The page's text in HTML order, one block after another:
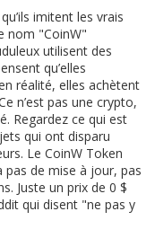
imitent les vrais
nom "CoinW"
utilisent des
qu’elles
réalité, elles achètent
n’est pas une crypto,
Regardez ce qui est
qui ont disparu
Le CoinW Token
pas de mise à jour, pas
Juste un prix de 0 $
qui disent "ne pas y